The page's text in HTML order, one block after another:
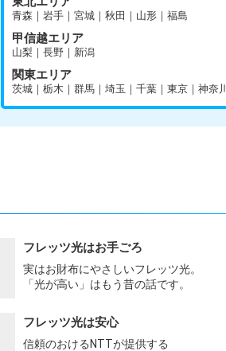
青森｜岩手｜宮城｜秋田｜山形｜福島
甲信越エリア
山梨｜長野｜新潟
関東エリア
茨城｜栃木｜群馬｜埼玉｜千葉｜東京｜神奈川
フレッツ光はお手ごろ
実はお財布にやさしいフレッツ光。
「光が高い」はもう昔の話です。
フレッツ光は安心
信頼のおけるNTTが提供する